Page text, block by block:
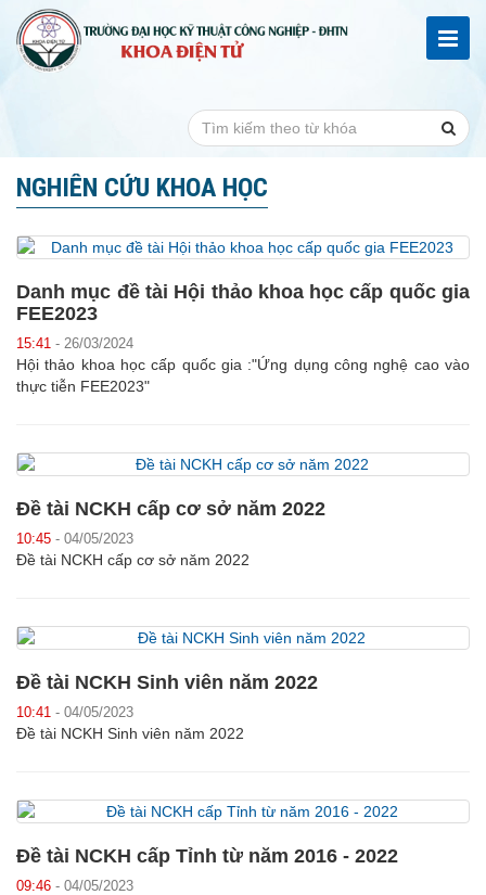
NGHIÊN CỨU KHOA HỌC
Danh mục đề tài Hội thảo khoa học cấp quốc gia
FEE2023
15:41 - 26/03/2024
Hội thảo khoa học cấp quốc gia :"Ứng dụng công nghệ cao vào
thực tiễn FEE2023"
Đề tài NCKH cấp cơ sở năm 2022
10:45 - 04/05/2023
Đề tài NCKH cấp cơ sở năm 2022
Đề tài NCKH Sinh viên năm 2022
10:41 - 04/05/2023
Đề tài NCKH Sinh viên năm 2022
Đề tài NCKH cấp Tỉnh từ năm 2016 - 2022
09:46 - 04/05/2023